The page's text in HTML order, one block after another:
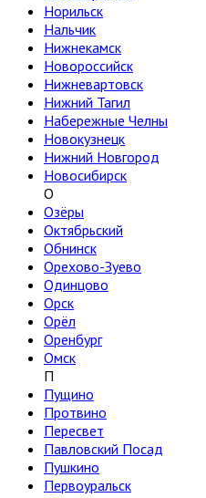
Норильск
Нальчик
Нижнекамск
Новороссийск
Нижневартовск
Нижний Тагил
Набережные Челны
Новокузнецк
Нижний Новгород
Новосибирск
О
Озёры
Октябрьский
Обнинск
Орехово-Зуево
Одинцово
Орск
Орёл
Оренбург
Омск
П
Пущино
Протвино
Пересвет
Павловский Посад
Пушкино
Первоуральск